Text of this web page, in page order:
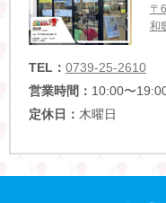
〒
和
TEL： 0739-25-2610
営業時間： 10:00〜
定休日： 木曜日